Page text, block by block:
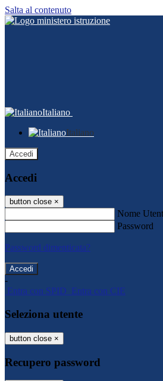
Salta al contenuto
Italiano
Italiano
Accedi
Accedi
button close ×
Nome
Password
Password dimenticata?
-
Entra con SPID Entra con CIE
Seleziona utente
button close ×
Recupero password